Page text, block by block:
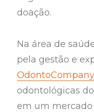
doação.
Na área de
pela gestão e
OdontoCompany
odontológicas
em um